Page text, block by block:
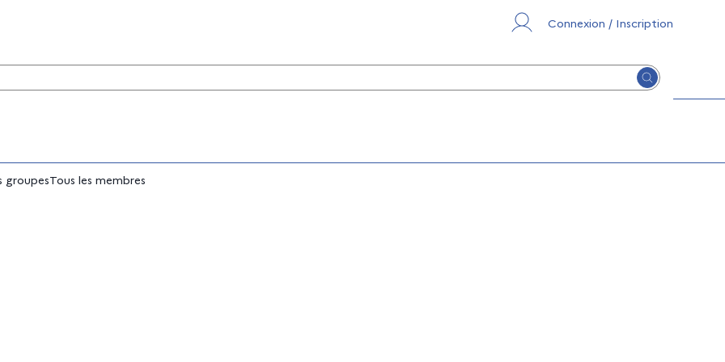
Connexion / Inscription
groupesTous les membres
Lancer la